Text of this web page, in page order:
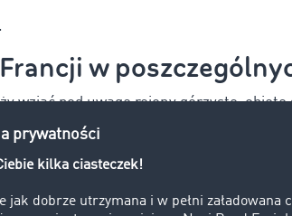
w
wziąć pod uwagę rejony górzyste,
Ale nie tylko tereny narażone na
transport do Francji. Warto
wjazd również jest ograniczony
Rhône-Alpes)